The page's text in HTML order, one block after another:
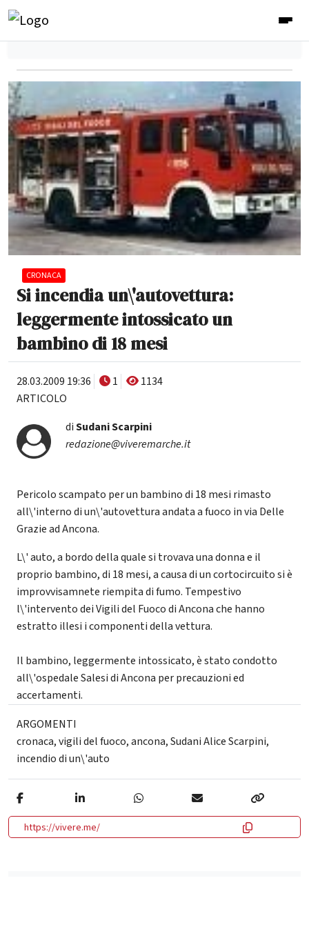
CRONACA
Si incendia un\'autovettura:
leggermente intossicato un
bambino di 18 mesi
28.03.2009 19:36 1
1134
ARTICOLO
diSudani Scarpini
redazione@viveremarche.it
Pericolo scampato per un bambino di 18 mesi rimasto
all\'interno di un\'autovettura andata a fuoco in via Delle
Grazie ad Ancona.
L\' auto, a bordo della quale si trovava una donna e il
proprio bambino, di 18 mesi, a causa di un cortocircuito si è
improvvisamnete riempita di fumo. Tempestivo
l\'intervento dei Vigili del Fuoco di Ancona che hanno
estratto illesi i componenti della vettura.
Il bambino, leggermente intossicato, è stato condotto
all\'ospedale Salesi di Ancona per precauzioni ed
accertamenti.
ARGOMENTI
cronaca,vigili del fuoco,ancona,Sudani Alice Scarpini,
incendio di un\'auto
https://vivere.me/